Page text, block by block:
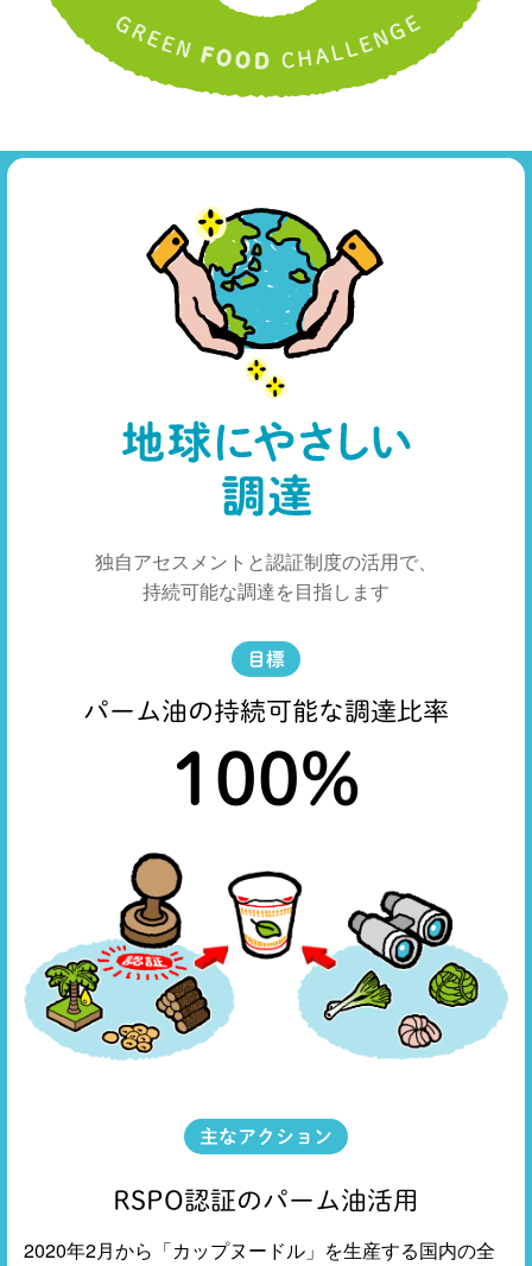
独自アセスメントと認証制度の活用で、
持続可能な調達を目指します
目標
パーム油の持続可能な調達比率
100%
主なアクション
RSPO認証のパーム油活用
2020年2月から「カップヌードル」を生産する国内の全